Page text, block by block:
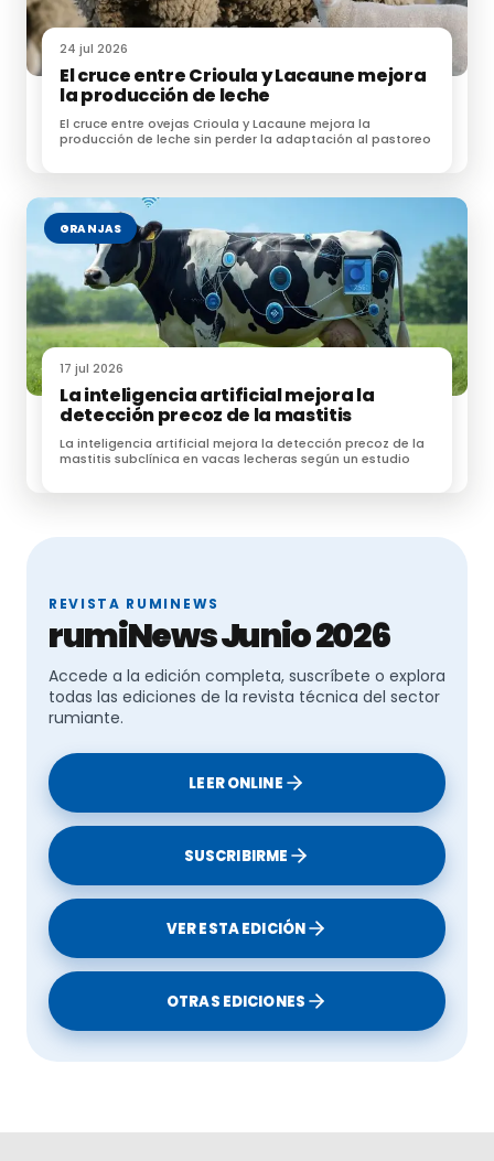
propagación, como la tuberculosis bovina, la gripe
aviar y los norovirus. También pone de manifiesto la
necesidad de considerar el papel que
desempeñan todas las posibles vías de
transmisión de patógenos nuevos y
Este estudio ha sido financiado por el Departamento de Medio Ambiente,
Alimentación y Asuntos Rurales (Defra) y el Consejo de Investigación en
Biotecnología y Ciencias Biológicas, que forma parte de Investigación e
Innovación del Reino Unido (BBSRC UKRI).
Fuente:pirbright.ac.uk
24 jul 2026
El cruce entre Crioula y Lacaune mejora
la producción de leche
El cruce entre ovejas Crioula y Lacaune mejora la
producción de leche sin perder la adaptación al pastoreo
GRANJAS
17 jul 2026
La inteligencia artificial mejora la
detección precoz de la mastitis
La inteligencia artificial mejora la detección precoz de la
mastitis subclínica en vacas lecheras según un estudio
REVISTA RUMINEWS
rumiNews Junio 2026
Accede a la edición completa, suscríbete o explora
todas las ediciones de la revista técnica del sector
rumiante.
LEER ONLINE
SUSCRIBIRME
VER ESTA EDICIÓN
OTRAS EDICIONES